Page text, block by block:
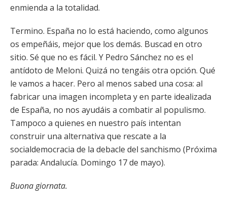
enmienda a la totalidad.
Termino. España no lo está haciendo, como algunos
os empeñáis, mejor que los demás. Buscad en otro
sitio. Sé que no es fácil. Y Pedro Sánchez no es el
antídoto de Meloni. Quizá no tengáis otra opción. Qué
le vamos a hacer. Pero al menos sabed una cosa: al
fabricar una imagen incompleta y en parte idealizada
de España, no nos ayudáis a combatir al populismo.
Tampoco a quienes en nuestro país intentan
construir una alternativa que rescate a la
socialdemocracia de la debacle del sanchismo (Próxima
parada: Andalucía. Domingo 17 de mayo).
Buona giornata.